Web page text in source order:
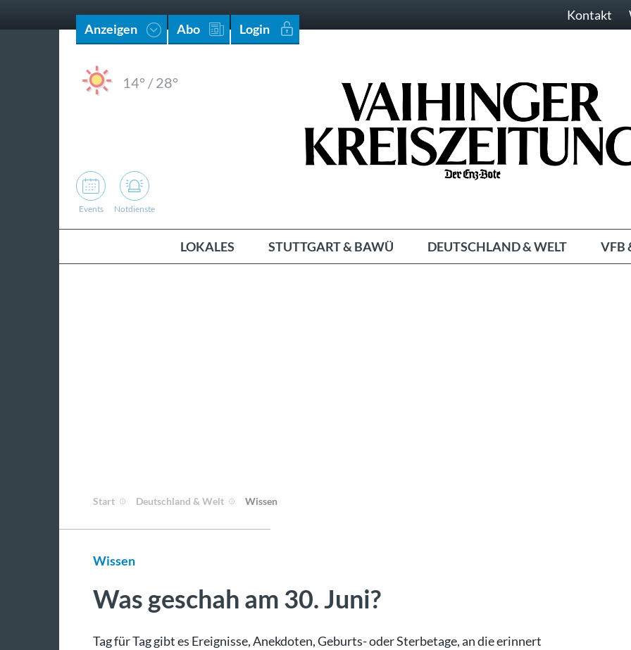
Anzeigen Abo Login
Kontakt
14° /28°
Events Notdienste
LOKALES STUTTGART & BAWÜ DEUTSCHLAND & WELT VFB
Start Deutschland & Welt Wissen
Wissen
Was geschah am 30. Juni?
Tag für Tag gibt es Ereignisse, Anekdoten, Geburts- oder Sterbetage, an die erinnert